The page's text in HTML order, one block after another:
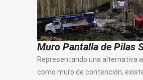
Muro Pantalla de Pilas
Representando una alternativa
como muro de contención,